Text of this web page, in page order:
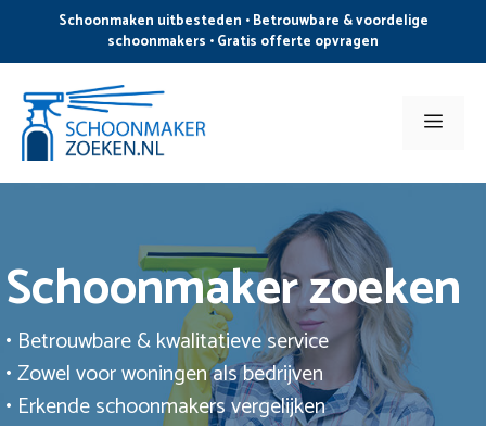
de
inhoud
Schoonmaken uitbesteden • Betrouwbare & voordelige
schoonmakers • Gratis offerte opvragen
Menu
Schoonmaker zoeken
• Betrouwbare & kwalitatieve service
• Zowel voor woningen als bedrijven
• Erkende schoonmakers vergelijken